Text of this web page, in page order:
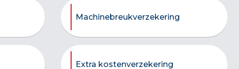
Machinebreukverzekering
Extra kostenverzekering